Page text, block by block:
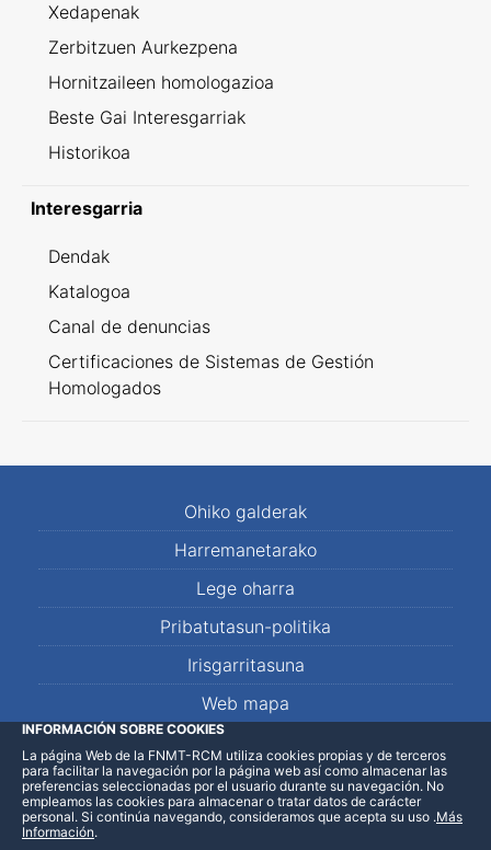
Xedapenak
Zerbitzuen Aurkezpena
Hornitzaileen homologazioa
Beste Gai Interesgarriak
Historikoa
Interesgarria
Dendak
Katalogoa
Canal de denuncias
Certificaciones de Sistemas de Gestión
Homologados
Ohiko galderak
Harremanetarako
Lege oharra
Pribatutasun-politika
Irisgarritasuna
Web mapa
LinkedInFacebookWhatsApp
INFORMACIÓN SOBRE COOKIES
La página Web de la FNMT-RCM utiliza cookies propias y de terceros
para facilitar la navegación por la página web así como almacenar las
preferencias seleccionadas por el usuario durante su navegación. No
empleamos las cookies para almacenar o tratar datos de carácter
personal. Si continúa navegando, consideramos que acepta su uso .Más
Información.